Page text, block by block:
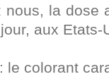
la dose
aux
le colorant